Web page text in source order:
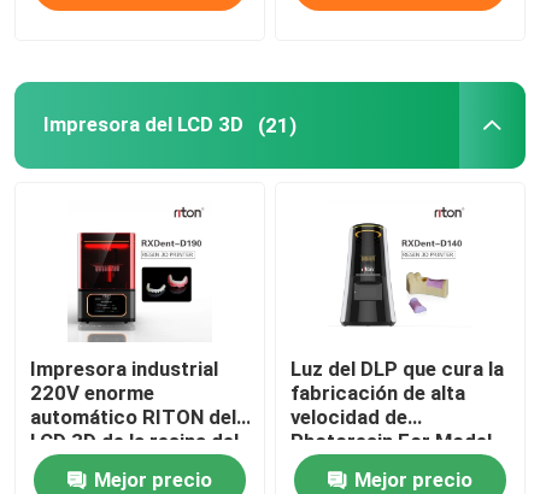
impresora del titanio 3d
Máquina del CNC de Digitaces
Máquina de flexión de alambre DMIS-V1
Máquina de flexión de alambre DMIS-V1
Máquina de flexión de alambre DMIS-V1
Impresora del LCD 3D (21)
Impresora industrial
220V enorme
automático RITON del
LCD 3D de la resina del
ISO 13485
Mejor precio
Luz del DLP que cura la
fabricación de alta
velocidad de
Photoresin For Model
de la impresora 3d
Mejor precio